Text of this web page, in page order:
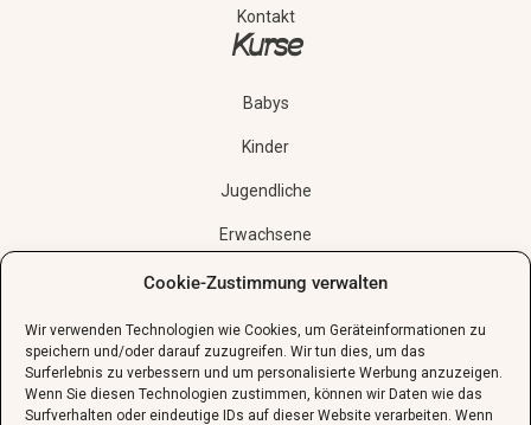
Cookie-Zustimmung verwalten
Wir verwenden Technologien wie Cookies, um Geräteinformationen zu
speichern und/oder darauf zuzugreifen. Wir tun dies, um das
Surferlebnis zu verbessern und um personalisierte Werbung anzuzeigen.
Wenn Sie diesen Technologien zustimmen, können wir Daten wie das
Surfverhalten oder eindeutige IDs auf dieser Website verarbeiten. Wenn
Kontakt
Kurse
Babys
Kinder
Jugendliche
Erwachsene
Senioren
02132-138550
sekretariat@guenther-schule.de